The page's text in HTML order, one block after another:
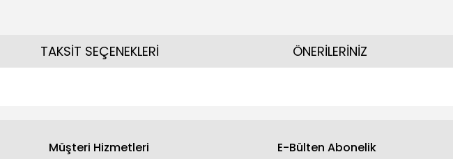
TAKSİT SEÇENEKLERİ ÖNERİLERİNİZ
Müşteri Hizmetleri E-Bülten Abonelik